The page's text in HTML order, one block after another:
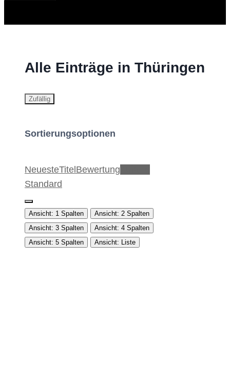
Alle Einträge in Thüringen
Zufällig
Sortierungsoptionen
NeuesteTitelBewertung
Standard
Ansicht: 1 Spalten
Ansicht: 2 Spalten
Ansicht: 3 Spalten
Ansicht: 4 Spalten
Ansicht: 5 Spalten
Ansicht: Liste